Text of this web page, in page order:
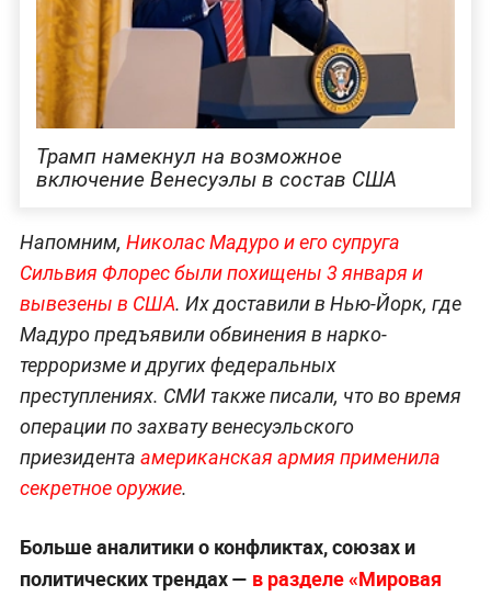
Трамп намекнул на возможное
включение Венесуэлы в состав США
Напомним, Николас Мадуро и его супруга
Сильвия Флорес были похищены 3 января и
вывезены в США. Их доставили в Нью-Йорк, где
Мадуро предъявили обвинения в нарко-
терроризме и других федеральных
преступлениях. СМИ также писали, что во время
операции по захвату венесуэльского
приезидента американская армия применила
секретное оружие.
Больше аналитики о конфликтах, союзах и
политических трендах — в разделе «Мировая